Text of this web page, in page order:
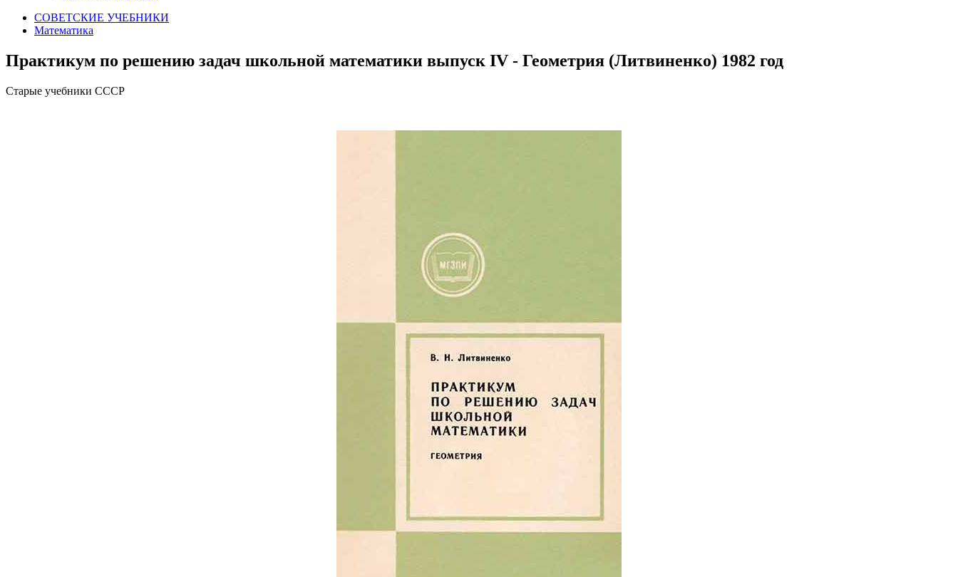
СОВЕТСКИЕ УЧЕБНИКИ
Математика
Практикум по решению задач школьной математики выпуск IV - Геометрия (Литвиненко) 1982 год
Старые учебники СССР